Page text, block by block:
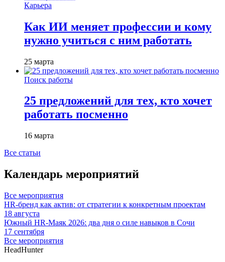
Карьера
Как ИИ меняет профессии и кому
нужно учиться с ним работать
25 марта
Поиск работы
25 предложений для тех, кто хочет
работать посменно
16 марта
Все статьи
Календарь мероприятий
Все мероприятия
HR-бренд как актив: от стратегии к конкретным проектам
18 августа
Южный HR-Маяк 2026: два дня о силе навыков в Сочи
17 сентября
Все мероприятия
HeadHunter